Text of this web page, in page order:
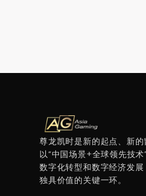
尊龙凯时是新的起点、新
以“中国场景+全球领先技
数字化转型和数字经济发
独具价值的关键一环。